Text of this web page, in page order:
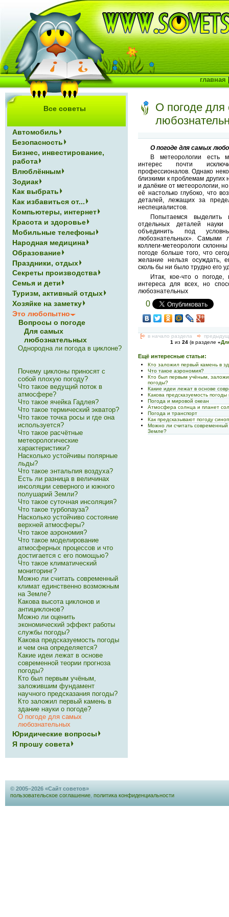
О погоде
О погоде для самых
В метеорологии есть
интерес почти
профессионалов. Однако
близкими к проблемам других
и далёкие от метеорологии,
её настолько глубоко, что
деталей, лежащих за
неспециалистов.
Попытаемся выделить
отдельных деталей
объединить под
любознательных». Самыми
коллеги-метеорологи
погоде больше того, что
желание нельзя осуждать,
сколь бы ни было трудно его
Итак, кое-что о
интереса для всех, но
любознательных
0
[<- в начало раздела <-
1 из 24(в разделе «
Ещё интересные статьи:
Кто заложил первый камень в
Что такое аэрономия?
Кто был первым учёным,
погоды?
Какие идеи лежат в основе
Какова предсказуемость
Погода и мировой океан
Атмосфера солнца и планет
Погода и транспорт
Как предсказывают погоду
Можно ли считать
Земле?
Все советы
Автомобиль
Безопасность
Бизнес, инвестирование,
работа
Влюблённым
Зодиак
Как выбрать
Как избавиться от...
Компьютеры, интернет
Красота и здоровье
Мобильные телефоны
Народная медицина
Образование
Праздники, отдых
Секреты производства
Семья и дети
Туризм, активный отдых
Хозяйке на заметку
Это любопытно
Вопросы о погоде
Для самых
любознательных
Однородна ли погода в циклоне?
Почему циклоны приносят с
собой плохую погоду?
Что такое ведущий поток в
атмосфере?
Что такое ячейка Гадлея?
Что такое термический экватор?
Что такое точка росы и где она
используется?
Что такое расчётные
метеорологические
характеристики?
Насколько устойчивы полярные
льды?
Что такое энтальпия воздуха?
Есть ли разница в величинах
инсоляции северного и южного
полушарий Земли?
Что такое суточная инсоляция?
Что такое турбопауза?
Насколько устойчиво состояние
верхней атмосферы?
Что такое аэрономия?
Что такое моделирование
атмосферных процессов и что
достигается с его помощью?
Что такое климатический
мониторинг?
Можно ли считать современный
климат единственно возможным
на Земле?
Какова высота циклонов и
антициклонов?
Можно ли оценить
экономический эффект работы
службы погоды?
Какова предсказуемость погоды
и чем она определяется?
Какие идеи лежат в основе
современной теории прогноза
погоды?
Кто был первым учёным,
заложившим фундамент
научного предсказания погоды?
Кто заложил первый камень в
здание науки о погоде?
О погоде для самых
любознательных
Юридические вопросы
Я прошу совета
главная
© 2005–2026 «Сайт советов»
пользовательское соглашение политика конфиденциальности